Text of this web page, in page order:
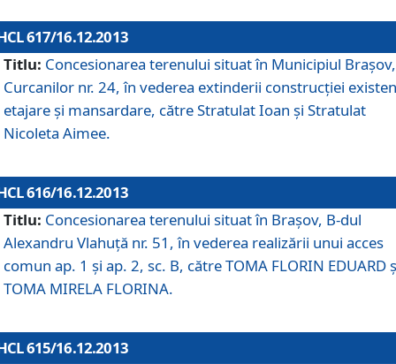
617/16.12.2013
Titlu: Concesionarea terenului situat în Municipiul
Curcanilor nr. 24, în vederea extinderii construcţiei
etajare şi mansardare, către Stratulat Ioan şi Stratulat
Nicoleta Aimee.
616/16.12.2013
Titlu: Concesionarea terenului situat în Braşov, B-dul
Alexandru Vlahuţă nr. 51, în vederea realizării unui acces
comun ap. 1 şi ap. 2, sc. B, către TOMA FLORIN EDUARD
TOMA MIRELA FLORINA.
615/16.12.2013